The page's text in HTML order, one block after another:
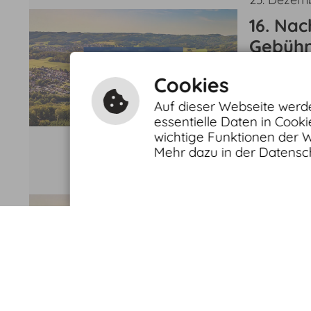
16.
16.
Cookies
Auf dieser Webseite
essentielle Daten in
wichtige Funktionen der
Mehr dazu in der